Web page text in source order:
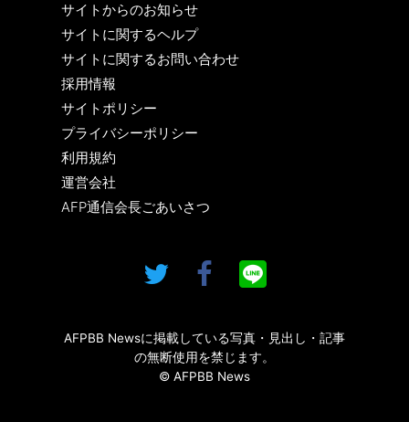
サイトからのお知らせ
サイトに関するヘルプ
サイトに関するお問い合わせ
採用情報
サイトポリシー
プライバシーポリシー
利用規約
運営会社
AFP通信会長ごあいさつ
AFPBB Newsに掲載している写真・見出し・記事
の無断使用を禁じます。
© AFPBB News